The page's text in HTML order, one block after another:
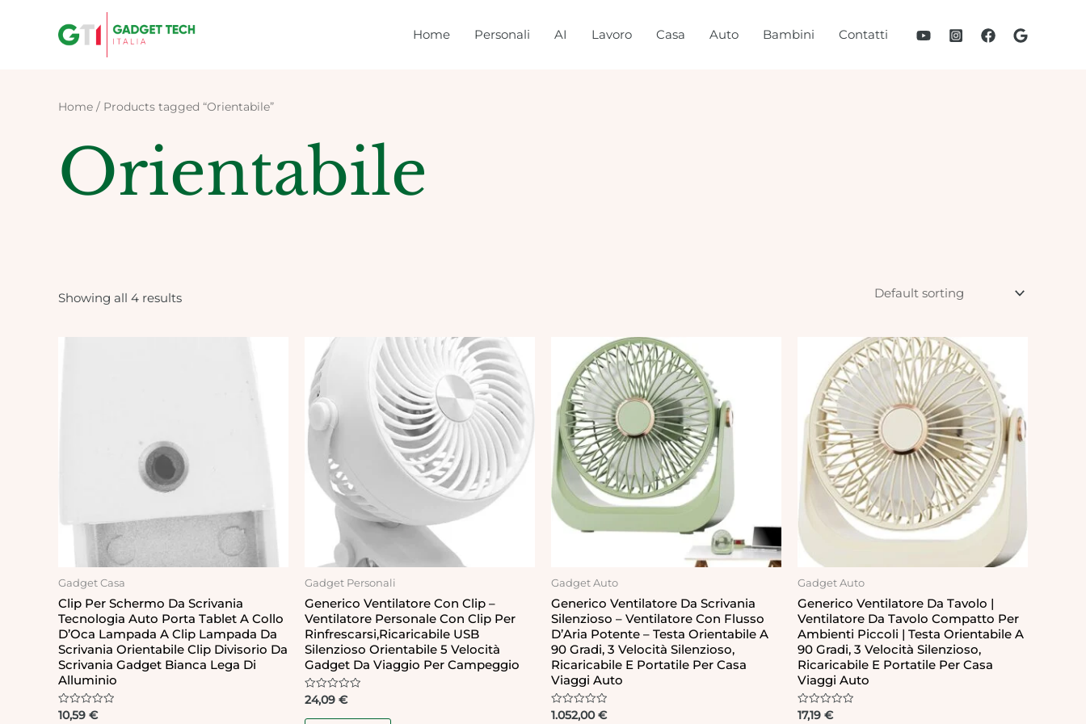
Home Personali AI Lavoro Casa Auto Bambini Contatti
Home / Products tagged “Orientabile”
Orientabile
Showing all 4 results
Gadget Casa
Clip Per Schermo Da Scrivania
Tecnologia Auto Porta Tablet A Collo
D’Oca Lampada A Clip Lampada Da
Scrivania Orientabile Clip Divisorio Da
Scrivania Gadget Bianca Lega Di
Alluminio
Rated
10,59 €
Gadget Personali
Generico Ventilatore Con Clip –
Ventilatore Personale Con Clip Per
Rinfrescarsi,Ricaricabile USB
Silenzioso Orientabile 5 Velocità
Gadget Da Viaggio Per Campeggio
Rated
out
24,09 €
Gadget Auto
Generico Ventilatore Da Scrivania
Silenzioso – Ventilatore Con Flusso
D’Aria Potente – Testa Orientabile A
90 Gradi, 3 Velocità Silenzioso,
Ricaricabile E Portatile Per Casa
Viaggi Auto
Rated
1.052,00€
Gadget Auto
Generico Ventilatore Da Tavolo |
Ventilatore Da Tavolo Compatto Per
Ambienti Piccoli | Testa Orientabile A
90 Gradi, 3 Velocità Silenzioso,
Ricaricabile E Portatile Per Casa
Viaggi Auto
Rated
17,19 €